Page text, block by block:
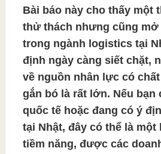
Bài báo này cho thấy một
thử thách nhưng cũng
trong ngành logistics tại
định ngày càng siết chặt,
về nguồn nhân lực có
gắn bó là rất lớn. Nếu bạn
quốc tế hoặc đang có ý
tại Nhật, đây có thể là
tiềm năng, được các